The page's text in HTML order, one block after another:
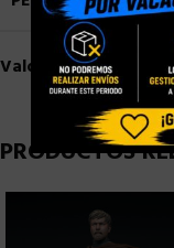
Valoraciones (0)
PRODUCTOS